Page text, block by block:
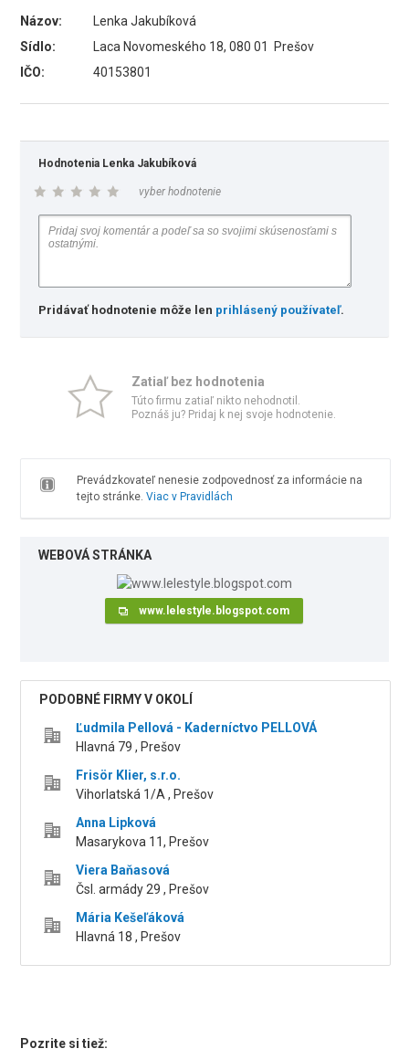
Názov:
Lenka Jakubíková
Sídlo:
Laca Novomeského 18, 080 01 Prešov
IČO:
40153801
Hodnotenia Lenka Jakubíková
vyber hodnotenie
Pridávať hodnotenie môže len prihlásený používateľ.
Zatiaľ bez hodnotenia
Túto firmu zatiaľ nikto nehodnotil.
Poznáš ju? Pridaj k nej svoje hodnotenie.
Prevádzkovateľ nenesie zodpovednosť za informácie na
tejto stránke. Viac v Pravidlách
WEBOVÁ STRÁNKA
www.lelestyle.blogspot.com
PODOBNÉ FIRMY V OKOLÍ
Ľudmila Pellová - Kaderníctvo PELLOVÁ
Hlavná 79 , Prešov
Frisör Klier, s.r.o.
Vihorlatská 1/A , Prešov
Anna Lipková
Masarykova 11, Prešov
Viera Baňasová
Čsl. armády 29 , Prešov
Mária Kešeľáková
Hlavná 18 , Prešov
Pozrite si tiež: